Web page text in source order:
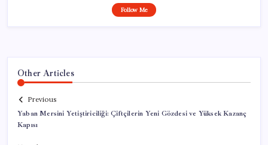
Follow Me
Other Articles
Previous
Yaban Mersini Yetiştiriciliği: Çiftçilerin Yeni Gözdesi ve Yüksek Kazanç
Kapısı